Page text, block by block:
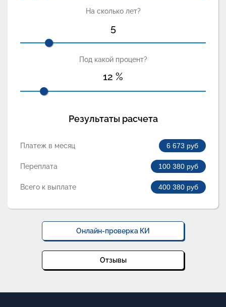
На сколько лет?
5
Под какой процент?
12 %
Результаты расчета
Платеж в месяц 6 673 руб
Переплата 100 380 руб
Всего к выплате 400 380 руб
Онлайн-проверка КИ
Отзывы